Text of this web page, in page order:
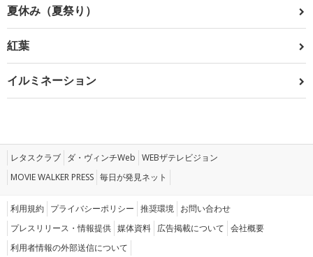
夏休み（夏祭り）
紅葉
イルミネーション
レタスクラブ ダ・ヴィンチWeb WEBザテレビジョン
MOVIE WALKER PRESS 毎日が発見ネット
利用規約 プライバシーポリシー 推奨環境 お問い合わせ
プレスリリース・情報提供 媒体資料 広告掲載について 会社概要
利用者情報の外部送信について